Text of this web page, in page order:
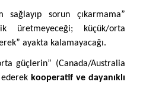
sağlayıp sorun çıkarmama”
üretmeyeceği; küçük/orta
ayakta kalamayacağı.
güçlerin” (Canada/Australia
kooperatif ve dayanıklı